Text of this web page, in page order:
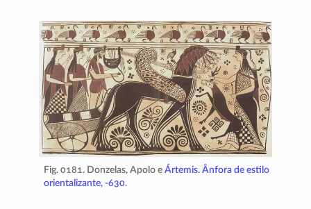
Fig. 0181. Donzelas, Apolo e Ártemis. Ânfora de estilo
orientalizante, -630.